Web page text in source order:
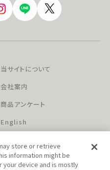
当サイトについて
会社案内
商品アンケート
English
store or retrieve
information might be
device and is mostly